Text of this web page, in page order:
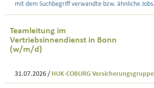
mit dem Suchbegriff verwandte bzw. ähnliche Jobs.
Teamleitung im
Vertriebsinnendienst in Bonn
(w/m/d)
31.07.2026 / HUK-COBURG